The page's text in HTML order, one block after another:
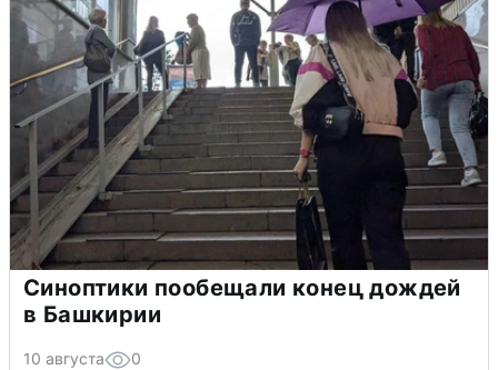
Синоптики пообещали конец дождей
в Башкирии
10 августа 0